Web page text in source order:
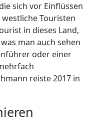
sich vor Einflüssen
Touristen
in dieses Land,
man auch sehen
oder einer
reiste 2017 in